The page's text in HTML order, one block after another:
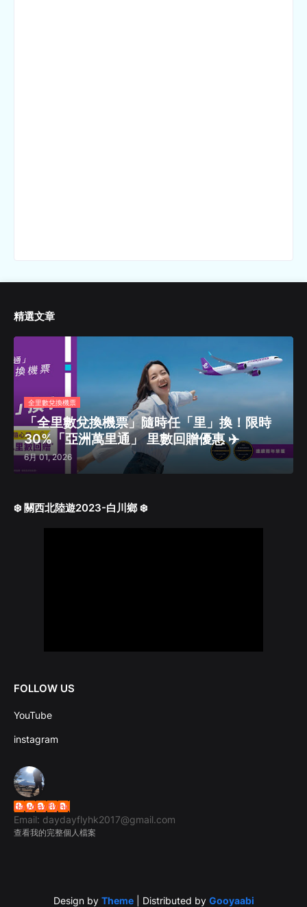
精選文章
全里數兌換機票
「全里數兌換機票」隨時任「里」換！限時
30%「亞洲萬里通」 里數回贈優惠 ✈️
6月 01, 2026
❄️ 關西北陸遊2023-白川鄉 ❄️
FOLLOW US
YouTube
instagram
daydayflyhk
Email: daydayflyhk2017@gmail.com
查看我的完整個人檔案
Design by Theme| Distributed by Gooyaabi